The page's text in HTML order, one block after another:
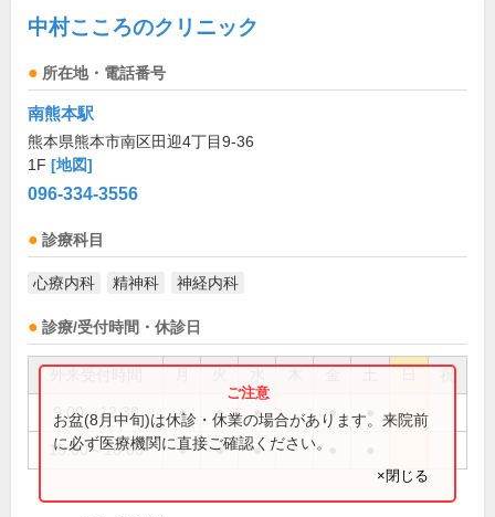
中村こころのクリニック
所在地・電話番号
南熊本駅
熊本県熊本市南区田迎4丁目9-36
1F [地図]
096-334-3556
診療科目
心療内科 精神科 神経内科
診療/受付時間・休診日
祝
9:00～12:30 ● ● ● ●
15:00～18:00 ● ● ●
お盆(8月中旬)は休診・休業の場合があります。来院前
に必ず医療機関に直接ご確認ください。
×閉じる